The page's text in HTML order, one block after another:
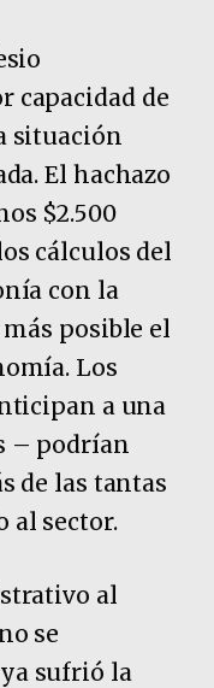
capacidad de
situación
El hachazo
$2.500
cálculos del
con la
posible el
Los
a una
– podrían
de las tantas
al sector.
al
se
sufrió la